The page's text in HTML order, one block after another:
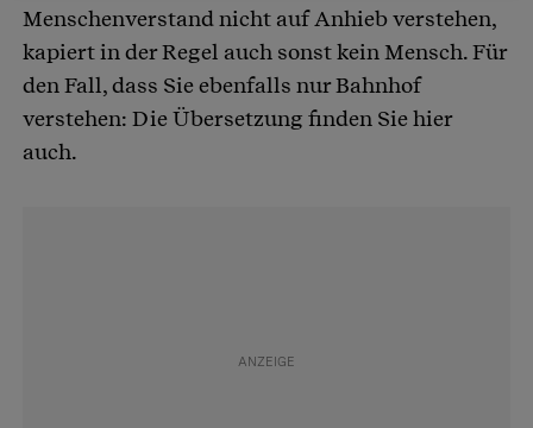
Menschenverstand nicht auf Anhieb verstehen,
kapiert in der Regel auch sonst kein Mensch. Für
den Fall, dass Sie ebenfalls nur Bahnhof
verstehen: Die Übersetzung finden Sie hier
auch.